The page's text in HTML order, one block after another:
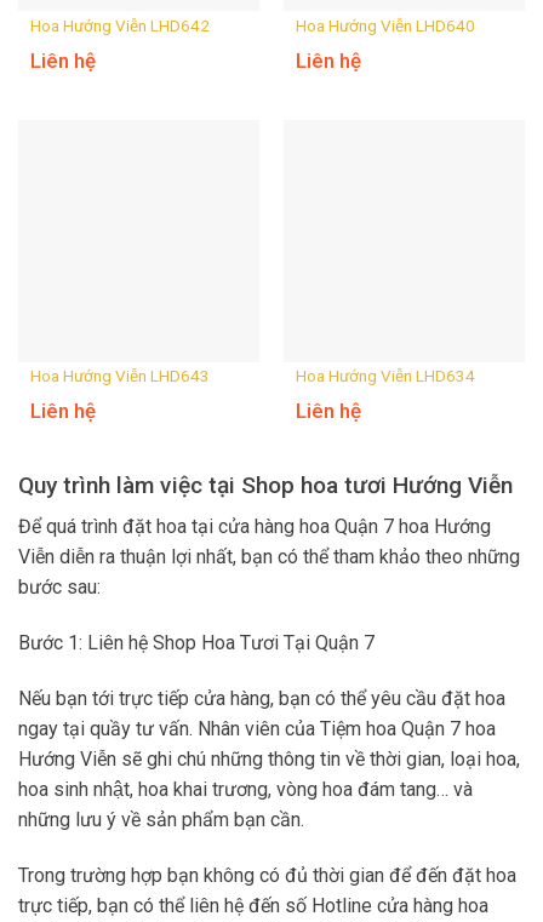
Hoa Hướng Viễn LHD642
Liên hệ
Hoa Hướng Viễn LHD640
Liên hệ
Hoa Hướng Viễn LHD643
Liên hệ
Hoa Hướng Viễn LHD634
Liên hệ
Quy trình làm việc tại Shop hoa tươi Hướng Viễn
Để quá trình đặt hoa tại cửa hàng hoa Quận 7 hoa Hướng
Viễn diễn ra thuận lợi nhất, bạn có thể tham khảo theo những
bước sau:
Bước 1: Liên hệ Shop Hoa Tươi Tại Quận 7
Nếu bạn tới trực tiếp cửa hàng, bạn có thể yêu cầu đặt hoa
ngay tại quầy tư vấn. Nhân viên của Tiệm hoa Quận 7 hoa
Hướng Viễn sẽ ghi chú những thông tin về thời gian, loại hoa,
hoa sinh nhật, hoa khai trương, vòng hoa đám tang… và
những lưu ý về sản phẩm bạn cần.
Trong trường hợp bạn không có đủ thời gian để đến đặt hoa
trực tiếp, bạn có thể liên hệ đến số Hotline cửa hàng hoa